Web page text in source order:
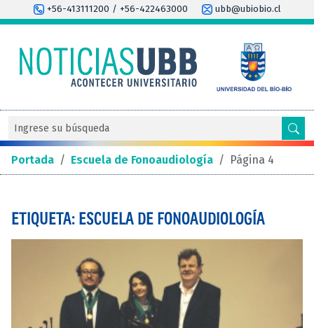
+56-413111200 / +56-422463000 ubb@ubiobio.cl
Portada / Escuela de Fonoaudiología / Página 4
ETIQUETA: ESCUELA DE FONOAUDIOLOGÍA